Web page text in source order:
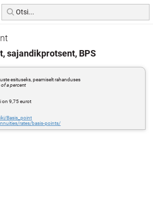
sajandikprotsent, BPS
esituseks, peamiselt rahanduses
of a percent
on 9,75 eurot
Basis_point
rates/basis-points/